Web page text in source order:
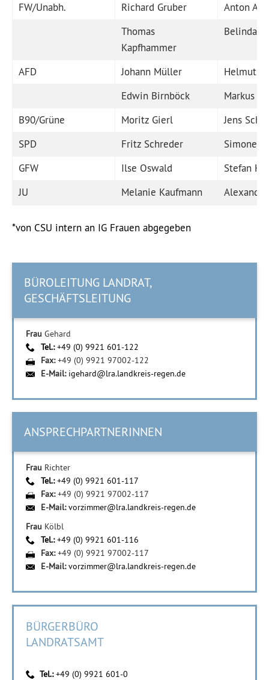
FW/Unabh. Richard Gruber
Anton Alt
Thomas
Kapfhammer
Belinda
AFD Johann Müller
Helmuth
Edwin Birnböck
Markus
B90/Grüne
Moritz Gierl
Jens
SPD
Fritz Schreder
Simone
GFW
Ilse Oswald
Stefan
JU
Melanie Kaufmann
*von CSU intern an IG Frauen abgegeben
BÜROLEITUNG LANDRAT,
GESCHÄFTSLEITUNG
Frau Gehard
Tel.:+49 (0) 9921 601-122
Fax:+49 (0) 9921 97002-122
E-Mail: igehard@lra.landkreis-regen.de
ANSPRECHPARTNERINNEN
Frau Richter
Tel.:+49 (0) 9921 601-117
Fax:+49 (0) 9921 97002-117
E-Mail:vorzimmer@lra.landkreis-regen.de
Frau Kölbl
Tel.:+49 (0) 9921 601-116
Fax:+49 (0) 9921 97002-117
E-Mail:vorzimmer@lra.landkreis-regen.de
BÜRGERBÜRO
LANDRATSAMT
Tel.:+49 (0) 9921 601-0